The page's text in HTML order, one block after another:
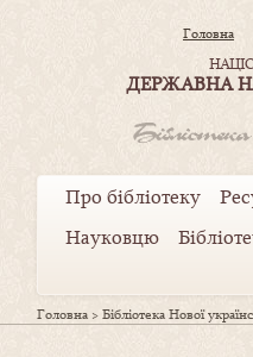
Головна
ДЕРЖАВНА
Про бібліотеку
Науковцю
Головна >Бібліотека Нової